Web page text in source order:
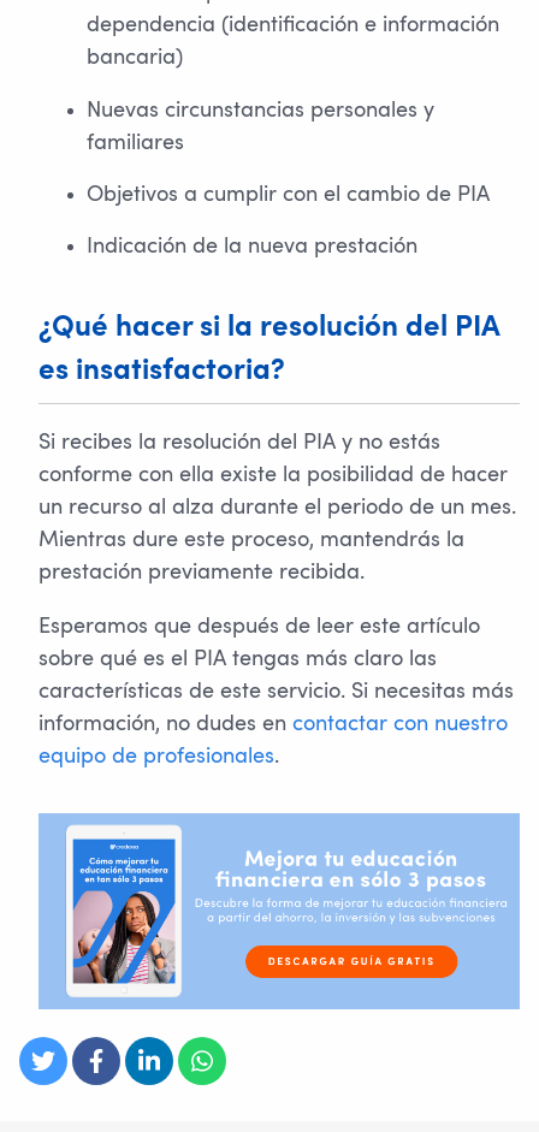
dependencia (identificación e información
bancaria)
Nuevas circunstancias personales y
familiares
Objetivos a cumplir con el cambio de PIA
Indicación de la nueva prestación
¿Qué hacer si la resolución del PIA
es insatisfactoria?
Si recibes la resolución del PIA y no estás
conforme con ella existe la posibilidad de hacer
un recurso al alza durante el periodo de un mes.
Mientras dure este proceso, mantendrás la
prestación previamente recibida.
Esperamos que después de leer este artículo
sobre qué es el PIA tengas más claro las
características de este servicio. Si necesitas más
información, no dudes en contactar con nuestro
equipo de profesionales.